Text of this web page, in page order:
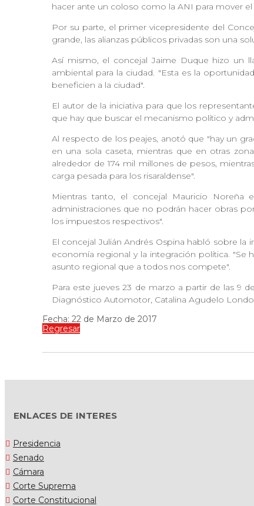
hacer ante un coloso como la ANI para mover
Por su parte, el primer vicepresidente del
grande, las alianzas públicos privadas son una
Así mismo, el concejal Jaime Duque hizo un
ambiental para la ciudad. "Esta es la
beneficien a la ciudad".
El autor de la iniciativa para que los
que hay que buscar el mecanismo político y
Al respecto de los peajes, anotó que "hay un
en una sola caseta, mientras que en otras
alrededor de 174 mil millones de pesos,
carga pesada para los risaraldense".
Mientras tanto, el concejal Mauricio
administraciones que no podrán hacer obras
los impuestos respectivos".
El concejal Julián Andrés Ospina habló sobre
economía regional y la integración política. "Se
asunto regional que a todos nos compete".
Para este jueves 23 de marzo a partir de las 9
Diagnóstico Automotor, Catalina Agudelo
Fecha: 22 de Marzo de 2017
Regresar
ENLACES DE INTERES
Presidencia
Senado
Cámara
Corte Suprema
Corte Constitucional